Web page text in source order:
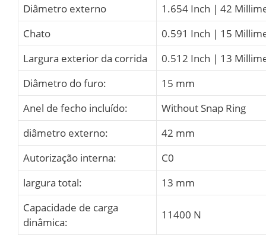
Diâmetro externo
1.654 Inch | 42
Chato
0.591 Inch | 15
Largura exterior da corrida
0.512 Inch | 13
Diâmetro do furo:
15 mm
Anel de fecho incluído:
Without Snap Ring
diâmetro externo:
42 mm
Autorização interna:
C0
largura total:
13 mm
Capacidade de carga
dinâmica:
11400 N